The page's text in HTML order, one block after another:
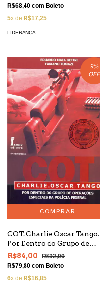
R$68,40 com Boleto
5x de R$17,25
LIDERANÇA
9%
OFF
COT. Charlie Oscar Tango.
Por Dentro do Grupo de
Operações Especiais da
Polícia Federal
R$84,00
R$92,00
R$79,80 com Boleto
6x de R$16,85